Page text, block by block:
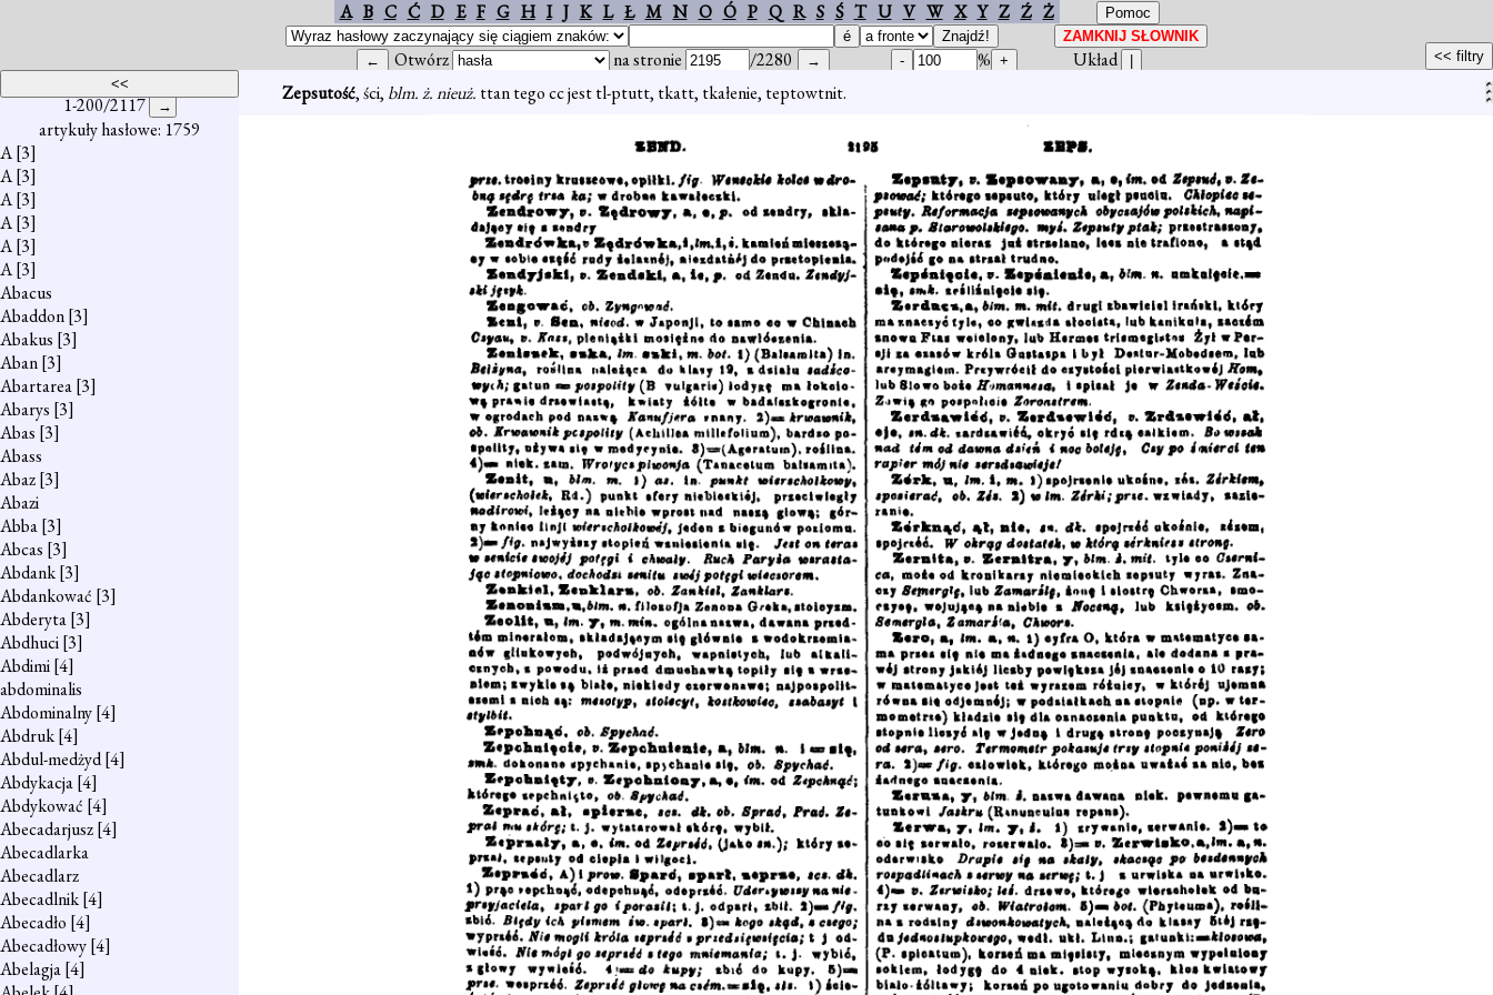
A B C Ć D E F G H I J K L Ł M N O Ó P Q R S Ś T U V W X Y Z Ź Ż
Otwórz na stronie /2280 %
Układ
1-200/2117
artykuły hasłowe: 1759
A[3]
A[3]
A[3]
A[3]
A[3]
A[3]
Abacus
Abaddon[3]
Abakus [3]
Aban[3]
Abartarea[3]
Abarys [3]
Abas [3]
Abass
Abaz[3]
Abazi
Abba[3]
Abcas [3]
Abdank[3]
Abdankować [3]
Abderyta[3]
Abdhuci[3]
Abdimi[4]
abdominalis
Abdominalny[4]
Abdruk[4]
Abdul-medżyd[4]
Abdykacja[4]
Abdykować [4]
Abecadarjusz[4]
Abecadlarka
Abecadlarz
Abecadlnik[4]
Abecadło [4]
Abecadłowy[4]
Abelagja[4]
Zepsutość, ści, blm. ż. nieuż. ttan tego cc jest tl-ptutt, tkatt, tkałenie, teptowtnit.